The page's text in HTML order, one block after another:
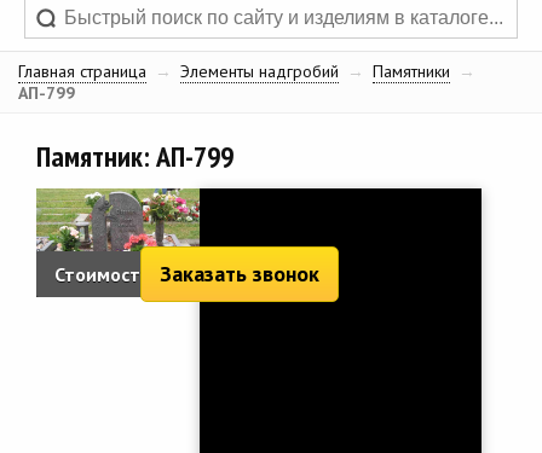
Главная страница → Элементы надгробий → Памятники
→
АП-799
Памятник: АП-799
Стоимость: 4 441 руб.
Заказать звонок